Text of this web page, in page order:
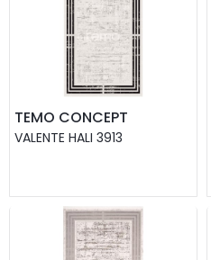
TEMO CONCEPT
VALENTE HALI 3913